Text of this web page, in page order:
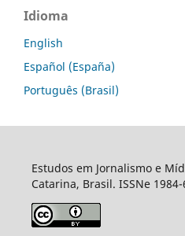
Idioma
English
Español (España)
Português (Brasil)
Estudos em Jornalismo e
Catarina, Brasil. ISSNe